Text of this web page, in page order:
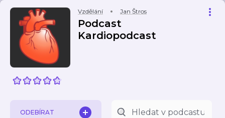
Vzdělání Jan Štros
Podcast
Kardiopodcast
ODEBÍRAT